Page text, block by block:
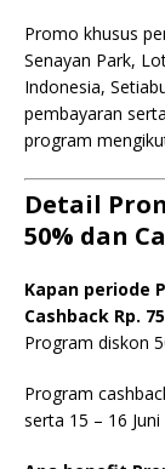
Promo khusus
Senayan Park,
Indonesia,
pembayaran
program
Detail
50% dan
Kapan periode
Cashback Rp.
Program diskon
Program
serta 15 – 16 Juni